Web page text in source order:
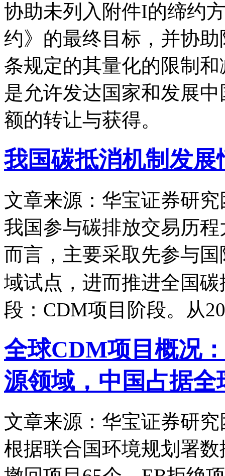
协助未列入附件I的缔约
约》的最终目标，并协
条规定的其量化的限制
是允许发达国家和发展
额的转让与获得。
我国碳抵消机制发展
文章来源：华宝证券研究
我国参与碳排放交易历
而言，主要采取先参与
域试点，进而推进全国
段：CDM项目阶段。从
全球CDM项目概况
源领域，中国占据全
文章来源：华宝证券研究
根据联合国环境规划署